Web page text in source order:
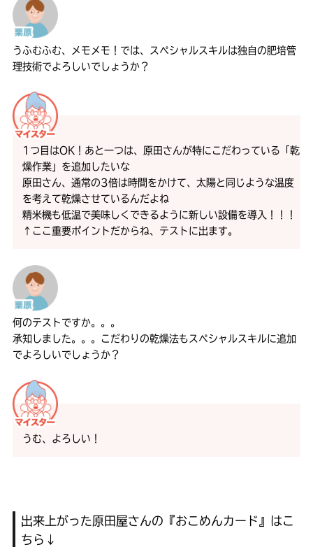
うふむふむ、メモメモ！では、スペシャルスキルは独自の肥培管
理技術でよろしいでしょうか？
1つ目はOK！あと一つは、原田さんが特にこだわっている「乾
燥作業」を追加したいな
原田さん、通常の3倍は時間をかけて、太陽と同じような温度
を考えて乾燥させているんだよね
精米機も低温で美味しくできるように新しい設備を導入！！！
↑ここ重要ポイントだからね、テストに出ます。
何のテストですか。。。
承知しました。。。こだわりの乾燥法もスペシャルスキルに追加
でよろしいでしょうか？
うむ、よろしい！
出来上がった原田屋さんの『おこめんカード』はこ
ちら↓